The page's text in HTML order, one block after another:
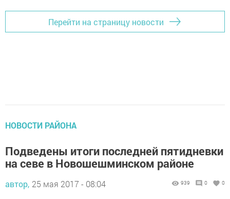
Перейти на страницу новости
НОВОСТИ РАЙОНА
Подведены итоги последней пятидневки
на севе в Новошешминском районе
автор, 25 мая 2017 - 08:04 939 0 0